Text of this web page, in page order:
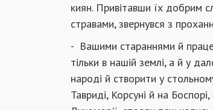
киян. Привітавши їх добрим
стравами, звернувся з
- Вашими стараннями й
тільки в нашій зем­лі, а й у
народі й створити у
Тавриді, Корсуні й на